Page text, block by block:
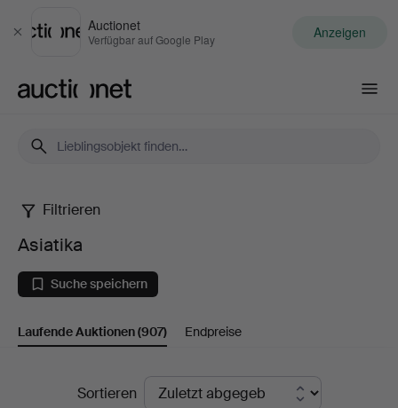
Schließen
Auctionet
Verfügbar auf Google Play Anzeigen
Asiatika
Filtrieren
Asiatika
Suche speichern
Laufende Auktionen(907) Endpreise
LaufendeSortieren